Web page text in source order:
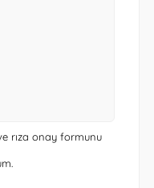
rıza onay formunu